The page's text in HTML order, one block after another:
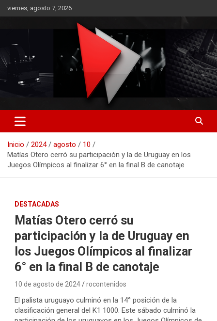
Saltar
al
viernes, agosto 7, 2026
RO CONTENIDOS
Inicio 2024 agosto
10
Matías Otero cerró su participación y la de Uruguay en los
Juegos Olímpicos al finalizar 6° en la final B de canotaje
DESTACADAS
Matías Otero cerró su
participación y la de Uruguay en
los Juegos Olímpicos al finalizar
6° en la final B de canotaje
10 de agosto de 2024 rocontenidos
El palista uruguayo culminó en la 14° posición de la
clasificación general del K1 1000. Este sábado culminó la